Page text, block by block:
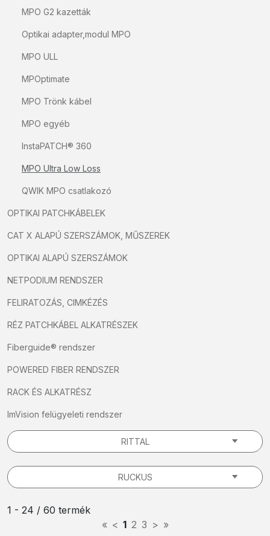
MPO G2 kazetták
Optikai adapter,modul MPO
MPO ULL
MPOptimate
MPO Trönk kábel
MPO egyéb
InstaPATCH® 360
MPO Ultra Low Loss
QWIK MPO csatlakozó
OPTIKAI PATCHKÁBELEK
CAT X ALAPÚ SZERSZÁMOK, MŰSZEREK
OPTIKAI ALAPÚ SZERSZÁMOK
NETPODIUM RENDSZER
FELIRATOZÁS, CIMKÉZÉS
RÉZ PATCHKÁBEL ALKATRÉSZEK
Fiberguide® rendszer
POWERED FIBER RENDSZER
RACK ÉS ALKATRÉSZ
ImVision felügyeleti rendszer
RITTAL
RUCKUS
1 - 24 / 60 termék
« < 1 2 3 > »